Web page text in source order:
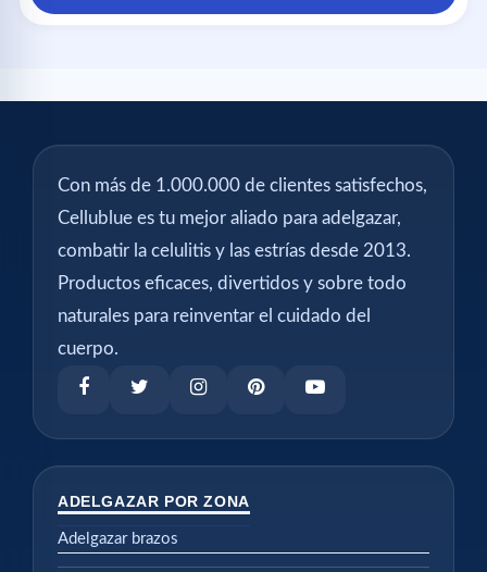
Con más de 1.000.000 de clientes satisfechos,
Cellublue es tu mejor aliado para adelgazar,
combatir la celulitis y las estrías desde 2013.
Productos eficaces, divertidos y sobre todo
naturales para reinventar el cuidado del
cuerpo.
ADELGAZAR POR ZONA
Adelgazar brazos